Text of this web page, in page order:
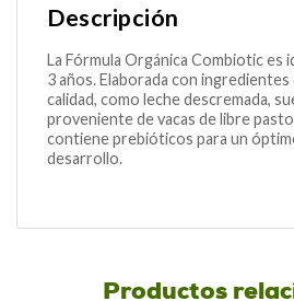
Descripción
La Fórmula Orgánica Combiotic es
3 años. Elaborada con
calidad, como leche descremada,
proveniente de vacas de libre
contiene prebióticos para un
desarrollo.
Productos